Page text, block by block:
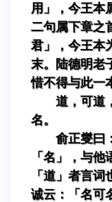
用」，今王本
二句属下章之
君」，今王本
末。陆德明老
惜不得与此一
道，可道
名。
俞正燮曰
「名」，与
「道」者言
诚云：「名可